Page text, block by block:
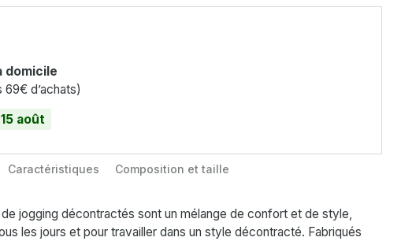
domicile
d’achats)
15 août
Caractéristiques Composition et taille
de jogging décontractés sont un mélange de confort et de style,
les jours et pour travailler dans un style décontracté. Fabriqués